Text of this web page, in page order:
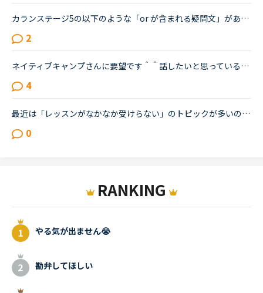
カランステージ5の以下のような「or が含まれる疑問文」があります。どういう場合にYes/Noがいるのかいらないのかをご存知の方がいらしたら教えてください。Do you think A or Bの場合は、Yes/No は不要と思った...
2
ネイティブキャンプさんに要望です＾＾話したいと思っている「取り込み中」の先生や、「5分以内にレッスン可能」状態の先生が「今すぐレッスン可能」になったら、目立つカラーでの通知がポップアップされるように...
4
最近は「レッスンがなかなか受けらない」のトピックが多いので、たまには講師についてのトピックを立てたいです。（講師が全員赤なので暇つぶしにここに来ました）みなさんがフィリピン人英語講師で理想とする先...
0
RANKING
やる気が出ません😭
勘弁してほしい